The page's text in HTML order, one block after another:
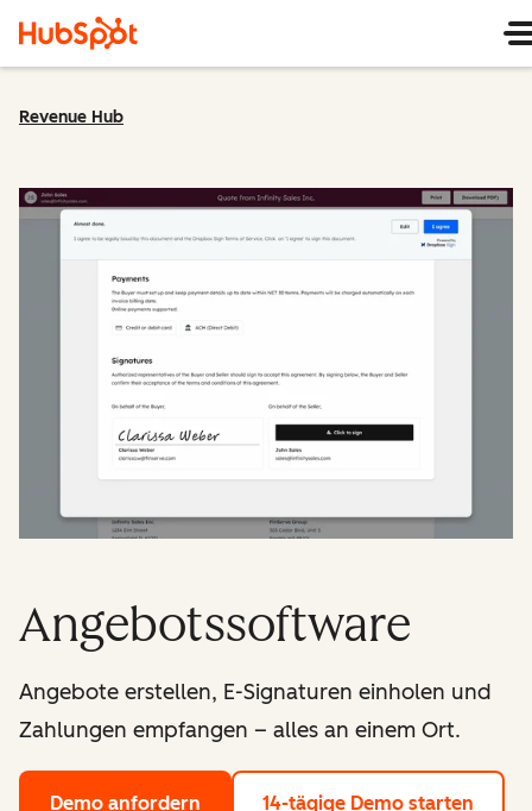
Revenue Hub
Angebotssoftware
Angebote erstellen, E-Signaturen einholen und
Zahlungen empfangen – alles an einem Ort.
Demo anfordern 14-tägige Demo starten